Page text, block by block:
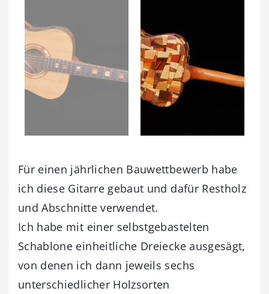
Für einen jährlichen Bauwettbewerb habe
ich diese Gitarre gebaut und dafür Restholz
und Abschnitte verwendet.
Ich habe mit einer selbstgebastelten
Schablone einheitliche Dreiecke ausgesägt,
von denen ich dann jeweils sechs
unterschiedlicher Holzsorten